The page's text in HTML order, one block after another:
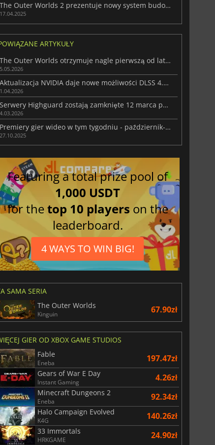
The Outer Worlds 2 prezentuje nowy system budowania postaci
17.04.2025
ARTYKUŁY
The Outer Worlds otrzymuje nagle pierwszą od lat aktualizację
5.05.2026
Aktualizacja NVIDIA daje nowe możliwości DLSS 4.5 i więcej funkcji
1.04.2026
Serwery Highguard zostają zamknięte 12 marca po krótkim okresie działania
4.03.2026
Premiery gier wideo w tym tygodniu - październik-listopad 2025 (tydzień 44)
27.10.2025
Featuring a total prize pool of
1,000 USDT
for thetop 10 players on the
leaderboard.
4 WAYS TO WIN BIG!
SAMA SERIA
The Outer Worlds
Kinguin 67.90zł
GIER OD XBOX GAME STUDIOS
Fable
Eneba 197.47zł
Gears of War E Day
Instant Gaming 4.26zł
Minecraft Dungeons 2
Eneba 92.34zł
Halo Campaign Evolved
K4G 140.26zł
33 Immortals
HRKGAME 24.90zł